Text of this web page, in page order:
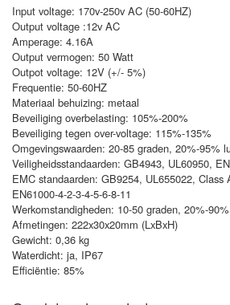
Input voltage: 170v-250v AC (50-60HZ)
Output voltage :12v AC
Amperage: 4.16A
Output vermogen: 50 Watt
Outpot voltage: 12V (+/- 5%)
Frequentie: 50-60HZ
Materiaal behuizing: metaal
Beveiliging overbelasting: 105%-200%
Beveiliging tegen over-voltage: 115%-135%
Omgevingswaarden: 20-85 graden, 20%-95%
Veiligheidsstandaarden: GB4943, UL60950,
EMC standaarden: GB9254, UL655022, Class
EN61000-4-2-3-4-5-6-8-11
Werkomstandigheden: 10-50 graden, 20%-90%
Afmetingen: 222x30x20mm (LxBxH)
Gewicht: 0,36 kg
Waterdicht: ja, IP67
Efficiëntie: 85%